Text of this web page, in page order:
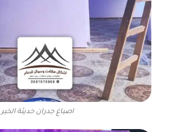
اصباغ جدران حديثة الخبر